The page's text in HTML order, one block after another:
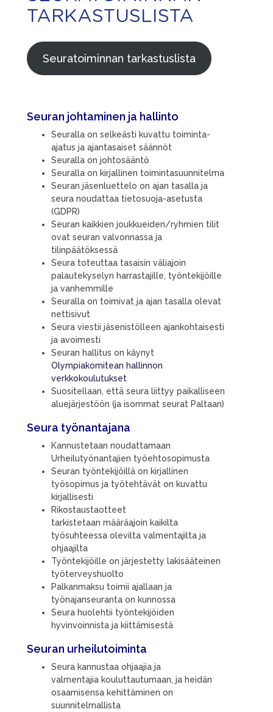
TARKASTUSLISTA
Seuratoiminnan tarkastuslista
Seuran johtaminen ja hallinto
Seuralla on selkeästi kuvattu toiminta-
ajatus ja ajantasaiset säännöt
Seuralla on johtosääntö
Seuralla on kirjallinen toimintasuunnitelma
Seuran jäsenluettelo on ajan tasalla ja
seura noudattaa tietosuoja-asetusta
(GDPR)
Seuran kaikkien joukkueiden/ryhmien tilit
ovat seuran valvonnassa ja
tilinpäätöksessä
Seura toteuttaa tasaisin väliajoin
palautekyselyn harrastajille, työntekijöille
ja vanhemmille
Seuralla on toimivat ja ajan tasalla olevat
nettisivut
Seura viestii jäsenistölleen ajankohtaisesti
ja avoimesti
Seuran hallitus on käynyt
Olympiakomitean hallinnon
verkkokoulutukset
Suositellaan, että seura liittyy paikalliseen
aluejärjestöön (ja isommat seurat Paltaan)
Seura työnantajana
Kannustetaan noudattamaan
Urheilutyönantajien työehtosopimusta
Seuran työntekijöillä on kirjallinen
työsopimus ja työtehtävät on kuvattu
kirjallisesti
Rikostaustaotteet
tarkistetaan määräajoin kaikilta
työsuhteessa olevilta valmentajilta ja
ohjaajilta
Työntekijöille on järjestetty lakisääteinen
työterveyshuolto
Palkanmaksu toimii ajallaan ja
työnajanseuranta on kunnossa
Seura huolehtii työntekijöiden
hyvinvoinnista ja kiittämisestä
Seuran urheilutoiminta
Seura kannustaa ohjaajia ja
valmentajia kouluttautumaan, ja heidän
osaamisensa kehittäminen on
suunnitelmallista